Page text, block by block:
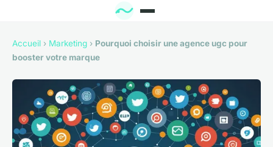
Accueil › Marketing › Pourquoi choisir une agence ugc pour
booster votre marque